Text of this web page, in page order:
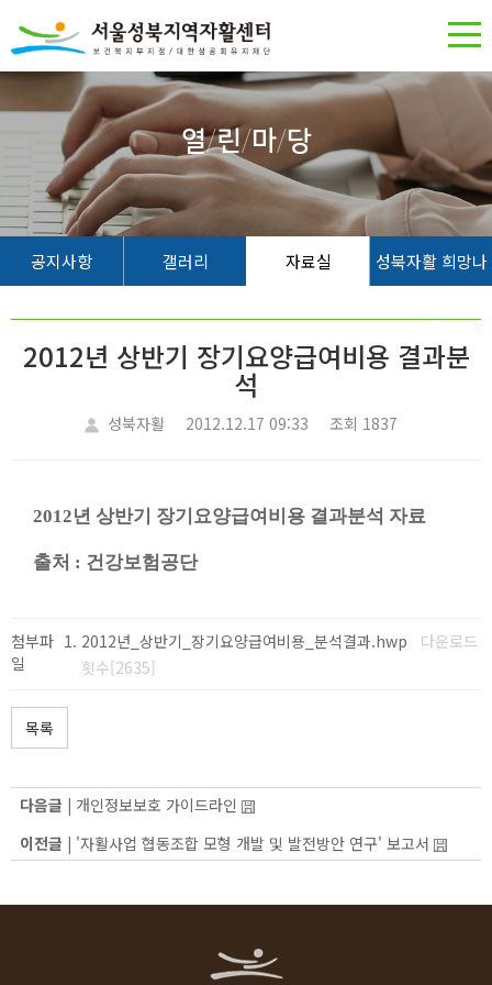
열/린/마/당
공지사항 갤러리 자료실 성북자활 희망나
2012년 상반기 장기요양급여비용 결과분
석
성북자활 2012.12.17 09:33 조회 1837
2012년 상반기 장기요양급여비용 결과분석 자료
출처 : 건강보험공단
첨부파
일
2012년_상반기_장기요양급여비용_분석결과.hwp
다운로드
횟수[2635]
목록
다음글 | 개인정보보호 가이드라인
이전글 | '자활사업 협동조합 모형 개발 및 발전방안 연구' 보고서